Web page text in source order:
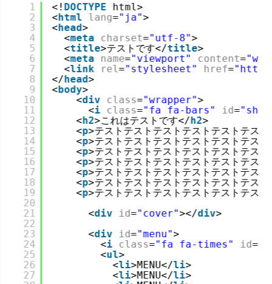
1
2
3
4
5
6
7
8
9
10
11
12
13
14
15
16
17
18
19
20
21
22
23
24
25
26
27
<! DOCTYPE html>
<html lang="ja">
<head>
<meta charset="utf-8">
<title>テストです</title>
<meta name="viewport" content=
<link rel="stylesheet" href="
</head>
<body>
<div class="wrapper">
<i class="fa fa-bars" id=
<h2>これはテストです</h2>
<p>テストテストテストテストテストテス
<p>テストテストテストテストテストテス
<p>テストテストテストテストテストテス
<p>テストテストテストテストテストテス
<p>テストテストテストテストテストテス
<p>テストテストテストテストテストテス
<p>テストテストテストテストテストテス
<div id="cover"></div>
<div id="menu">
<i class="fa fa-times" id=
<ul>
<li>MENU</li>
<li>MENU</li>